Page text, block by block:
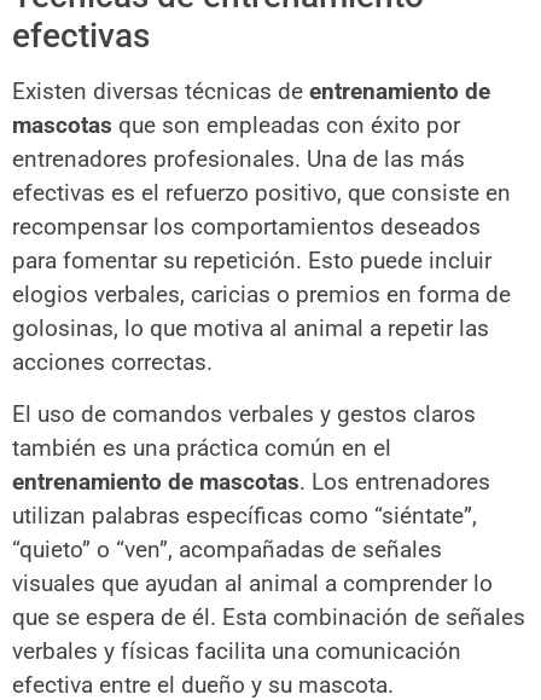
efectivas
Existen diversas técnicas de entrenamiento de
mascotas que son empleadas con éxito por
entrenadores profesionales. Una de las más
efectivas es el refuerzo positivo, que consiste en
recompensar los comportamientos deseados
para fomentar su repetición. Esto puede incluir
elogios verbales, caricias o premios en forma de
golosinas, lo que motiva al animal a repetir las
acciones correctas.
El uso de comandos verbales y gestos claros
también es una práctica común en el
entrenamiento de mascotas. Los entrenadores
utilizan palabras específicas como “siéntate”,
“quieto” o “ven”, acompañadas de señales
visuales que ayudan al animal a comprender lo
que se espera de él. Esta combinación de señales
verbales y físicas facilita una comunicación
efectiva entre el dueño y su mascota.